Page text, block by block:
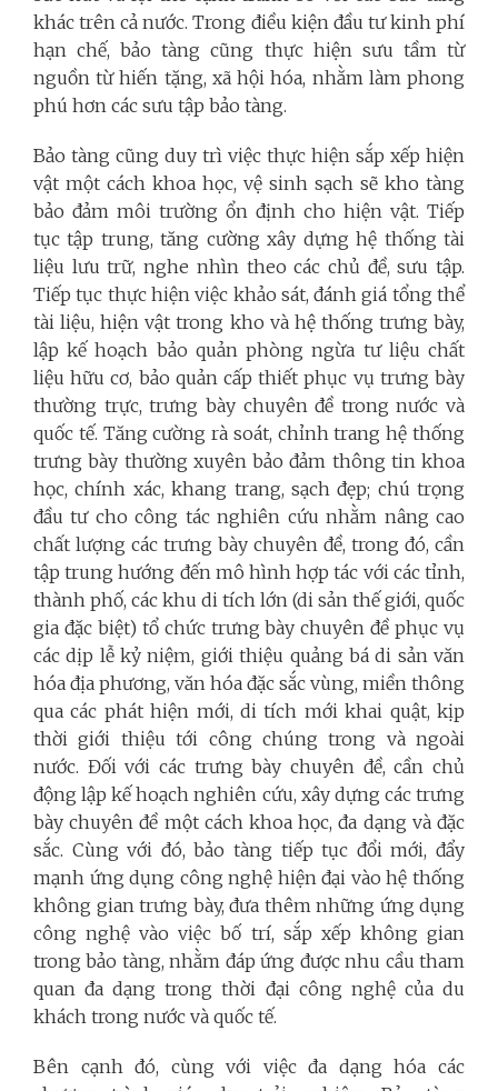
khác trên cả nước.Trong điều kiện đầu tư kinh phí
hạn chế, bảo tàng cũng thực hiện sưu tầm từ
nguồn từ hiến tặng, xã hội hóa, nhằm làm phong
phú hơn các sưu tập bảo tàng.
Bảo tàng cũng duy trì việc thực hiện sắp xếp hiện
vật một cách khoa học, vệ sinh sạch sẽ kho tàng
bảo đảm môi trường ổn định cho hiện vật. Tiếp
tục tập trung, tăng cường xây dựng hệ thống tài
liệu lưu trữ, nghe nhìn theo các chủ đề, sưu tập.
Tiếp tục thực hiện việc khảo sát, đánh giá tổng thể
tài liệu, hiện vật trong kho và hệ thống trưng bày,
lập kế hoạch bảo quản phòng ngừa tư liệu chất
liệu hữu cơ, bảo quản cấp thiết phục vụ trưng bày
thường trực, trưng bày chuyên đề trong nước và
quốc tế. Tăng cường rà soát, chỉnh trang hệ thống
trưng bày thường xuyên bảo đảm thông tin khoa
học, chính xác, khang trang, sạch đẹp; chú trọng
đầu tư cho công tác nghiên cứu nhằm nâng cao
chất lượng các trưng bày chuyên đề, trong đó, cần
tập trung hướng đến mô hình hợp tác với các tỉnh,
thành phố, các khu di tích lớn (di sản thế giới, quốc
gia đặc biệt) tổ chức trưng bày chuyên đề phục vụ
các dịp lễ kỷ niệm, giới thiệu quảng bá di sản văn
hóa địa phương, văn hóa đặc sắc vùng, miền thông
qua các phát hiện mới, di tích mới khai quật, kịp
thời giới thiệu tới công chúng trong và ngoài
nước. Đối với các trưng bày chuyên đề, cần chủ
động lập kế hoạch nghiên cứu, xây dựng các trưng
bày chuyên đề một cách khoa học, đa dạng và đặc
sắc. Cùng với đó, bảo tàng tiếp tục đổi mới, đẩy
mạnh ứng dụng công nghệ hiện đại vào hệ thống
không gian trưng bày, đưa thêm những ứng dụng
công nghệ vào việc bố trí, sắp xếp không gian
trong bảo tàng, nhằm đáp ứng được nhu cầu tham
quan đa dạng trong thời đại công nghệ của du
khách trong nước và quốc tế.
Bên cạnh đó, cùng với việc đa dạng hóa các